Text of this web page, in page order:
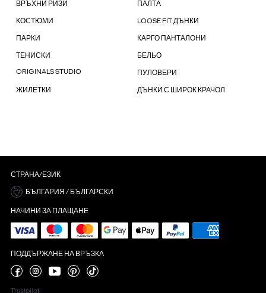
ВРЪХНИ РИЗИ ПАЛТА
КОСТЮМИ LOOSE FIT ДЪНКИ
ПАРКИ КАРГО ПАНТАЛОНИ
ТЕНИСКИ БЕЛЬО
ORIGINALS STUDIO ПУЛОВЕРИ
ЖИЛЕТКИ ДЪНКИ С ШИРОК КРАЧОЛ
СТРАНА/ЕЗИК
БЪЛГАРИЯ / БЪЛГАРСКИ
НАЧИНИ ЗА ПЛАЩАНЕ
ПОДДЪРЖАНЕ НА ВРЪЗКА
Trustpilot